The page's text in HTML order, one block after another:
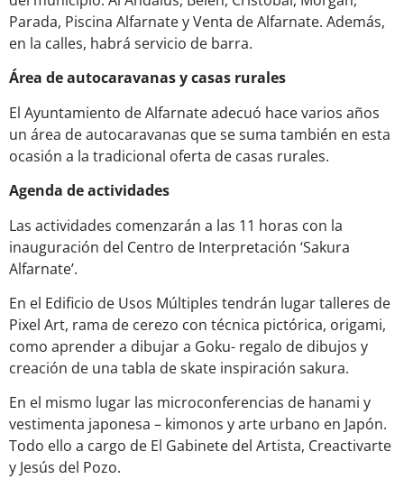
Parada, Piscina Alfarnate y Venta de Alfarnate. Además,
en la calles, habrá servicio de barra.
Área de autocaravanas y casas rurales
El Ayuntamiento de Alfarnate adecuó hace varios años
un área de autocaravanas que se suma también en esta
ocasión a la tradicional oferta de casas rurales.
Agenda de actividades
Las actividades comenzarán a las 11 horas con la
inauguración del Centro de Interpretación ‘Sakura
Alfarnate’.
En el Edificio de Usos Múltiples tendrán lugar talleres de
Pixel Art, rama de cerezo con técnica pictórica, origami,
como aprender a dibujar a Goku- regalo de dibujos y
creación de una tabla de skate inspiración sakura.
En el mismo lugar las microconferencias de hanami y
vestimenta japonesa – kimonos y arte urbano en Japón.
Todo ello a cargo de El Gabinete del Artista, Creactivarte
y Jesús del Pozo.